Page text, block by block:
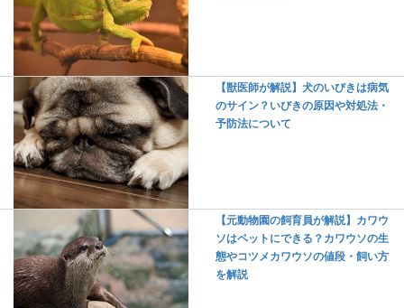
【獣医師が解説】犬のいびきは病気
のサイン？いびきの原因や対処法・
予防法について
【元動物園の飼育員が解説】カワウ
ソはペットにできる？カワウソの生
態やコツメカワウソの値段・飼い方
を解説